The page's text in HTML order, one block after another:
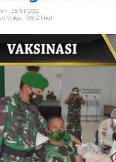
28/01/2022
Video
518 Dilihat